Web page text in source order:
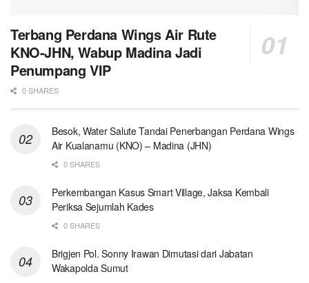
Terbang Perdana Wings Air Rute
KNO-JHN, Wabup Madina Jadi
Penumpang VIP
0 SHARES
Besok, Water Salute Tandai Penerbangan Perdana Wings
Air Kualanamu (KNO) – Madina (JHN)
0 SHARES
Perkembangan Kasus Smart Village, Jaksa Kembali
Periksa Sejumlah Kades
0 SHARES
Brigjen Pol. Sonny Irawan Dimutasi dari Jabatan
Wakapolda Sumut